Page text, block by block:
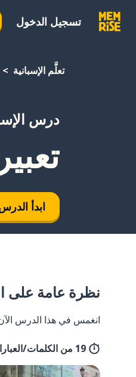
تسجيل الدخول
تعلَّم الإسبانية
درس
ابدأ
نظرة عامة على
انغمس في هذا الدرس الآن وبعد 5 دقائق ستشعر وكأنك سافرت إلى
19 من الكلمات/العبارات للتعلُّم